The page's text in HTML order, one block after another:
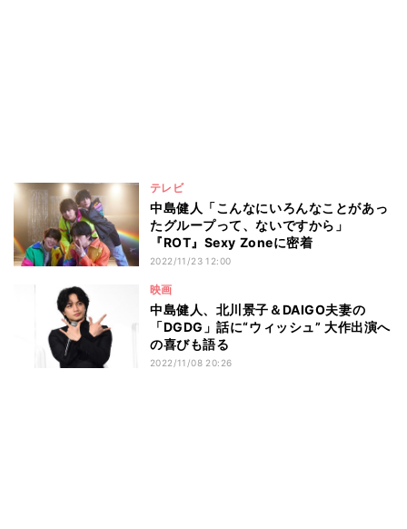
テレビ
中島健人「こんなにいろんなことがあっ
たグループって、ないですから」
『ROT』Sexy Zoneに密着
2022/11/23 12:00
映画
中島健人、北川景子＆DAIGO夫妻の
「DGDG」話に“ウィッシュ” 大作出演へ
の喜びも語る
2022/11/08 20:26